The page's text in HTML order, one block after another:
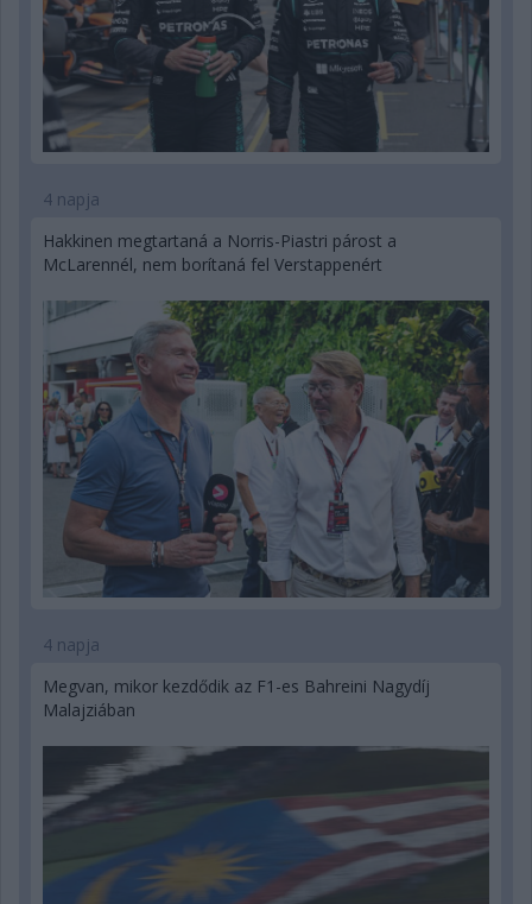
4 napja
Hakkinen megtartaná a Norris-Piastri párost a
McLarennél, nem borítaná fel Verstappenért
4 napja
Megvan, mikor kezdődik az F1-es Bahreini Nagydíj
Malajziában